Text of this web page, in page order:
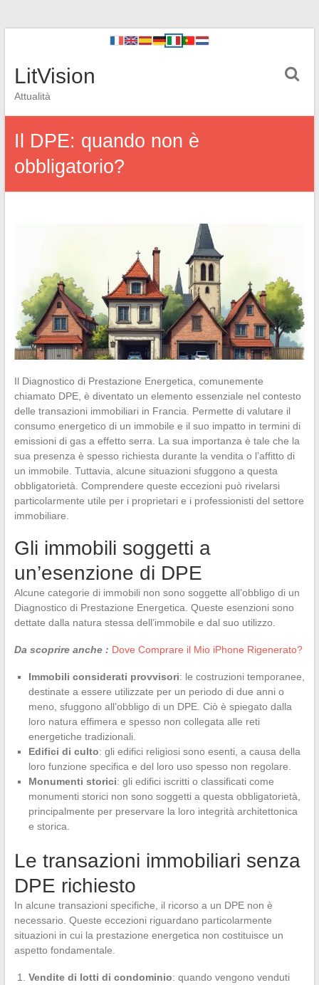
LitVision
Attualità
Il DPE: quando non è
obbligatorio?
Il Diagnostico di Prestazione Energetica, comunemente
chiamato DPE, è diventato un elemento essenziale nel contesto
delle transazioni immobiliari in Francia. Permette di valutare il
consumo energetico di un immobile e il suo impatto in termini di
emissioni di gas a effetto serra. La sua importanza è tale che la
sua presenza è spesso richiesta durante la vendita o l’affitto di
un immobile. Tuttavia, alcune situazioni sfuggono a questa
obbligatorietà. Comprendere queste eccezioni può rivelarsi
particolarmente utile per i proprietari e i professionisti del settore
immobiliare.
Gli immobili soggetti a
un’esenzione di DPE
Alcune categorie di immobili non sono soggette all’obbligo di un
Diagnostico di Prestazione Energetica. Queste esenzioni sono
dettate dalla natura stessa dell’immobile e dal suo utilizzo.
Da scoprire anche : Dove Comprare il Mio iPhone Rigenerato?
Immobili considerati provvisori: le costruzioni temporanee,
destinate a essere utilizzate per un periodo di due anni o
meno, sfuggono all’obbligo di un DPE. Ciò è spiegato dalla
loro natura effimera e spesso non collegata alle reti
energetiche tradizionali.
Edifici di culto: gli edifici religiosi sono esenti, a causa della
loro funzione specifica e del loro uso spesso non regolare.
Monumenti storici: gli edifici iscritti o classificati come
monumenti storici non sono soggetti a questa obbligatorietà,
principalmente per preservare la loro integrità architettonica
e storica.
Le transazioni immobiliari senza
DPE richiesto
In alcune transazioni specifiche, il ricorso a un DPE non è
necessario. Queste eccezioni riguardano particolarmente
situazioni in cui la prestazione energetica non costituisce un
aspetto fondamentale.
Vendite di lotti di condominio: quando vengono venduti